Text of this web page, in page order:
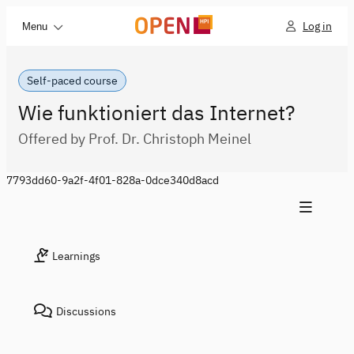
Menu Log in
Self-paced course
Wie funktioniert das Internet?
Offered by Prof. Dr. Christoph Meinel
7793dd60-9a2f-4f01-828a-0dce340d8acd
Learnings
Discussions